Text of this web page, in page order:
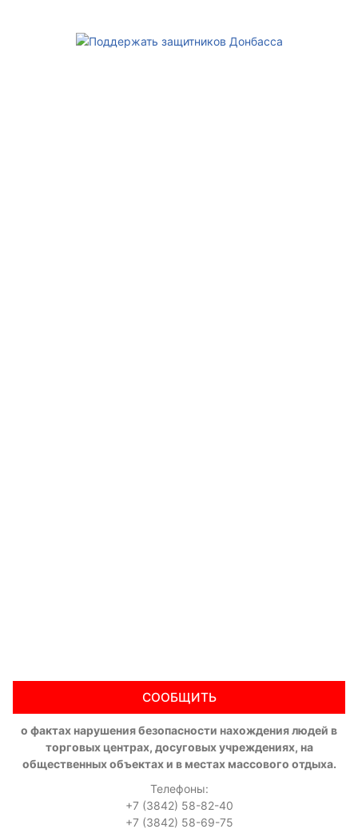
СООБЩИТЬ
о фактах нарушения безопасности нахождения людей в
торговых центрах, досуговых учреждениях, на
общественных объектах и в местах массового отдыха.
Телефоны:
+7 (3842) 58-82-40
+7 (3842) 58-69-75